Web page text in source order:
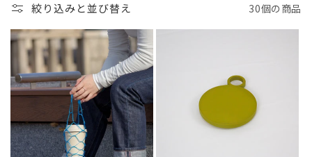
シ
ョ
ン
:
絞り込みと並び替え 30個の商品